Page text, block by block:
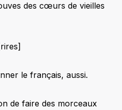
des cœurs de vieilles
le français, aussi.
de faire des morceaux